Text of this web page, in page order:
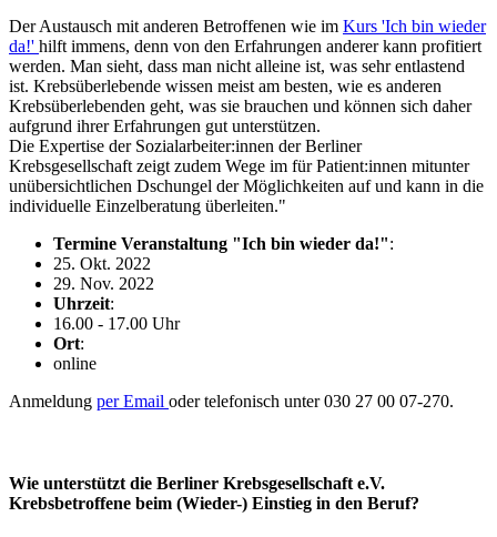
Der Austausch mit anderen Betroffenen wie im Kurs 'Ich bin wieder
da!' hilft immens, denn von den Erfahrungen anderer kann profitiert
werden. Man sieht, dass man nicht alleine ist, was sehr entlastend
ist. Krebsüberlebende wissen meist am besten, wie es anderen
Krebsüberlebenden geht, was sie brauchen und können sich daher
aufgrund ihrer Erfahrungen gut unterstützen.
Die Expertise der Sozialarbeiter:innen der Berliner
Krebsgesellschaft zeigt zudem Wege im für Patient:innen mitunter
unübersichtlichen Dschungel der Möglichkeiten auf und kann in die
individuelle Einzelberatung überleiten."
Termine Veranstaltung "Ich bin wieder da!":
25. Okt. 2022
29. Nov. 2022
Uhrzeit:
16.00 - 17.00 Uhr
Ort:
online
Anmeldung per Email oder telefonisch unter 030 27 00 07-270.
Wie unterstützt die Berliner Krebsgesellschaft e.V.
Krebsbetroffene beim (Wieder-) Einstieg in den Beruf?